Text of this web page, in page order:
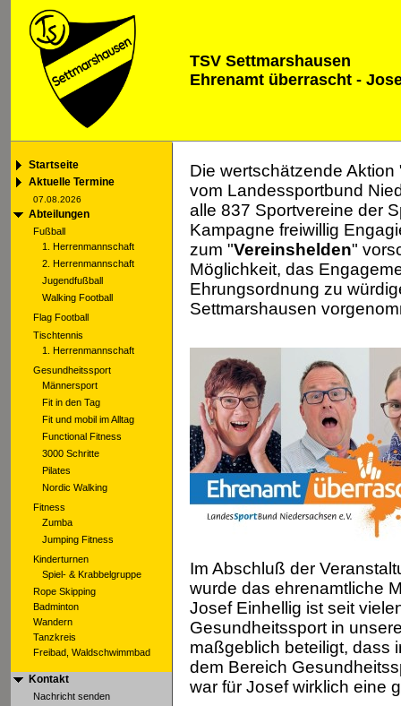
TSV Settmarshausen
Ehrenamt überrascht -
Startseite
Aktuelle Termine
07.08.2026
Abteilungen
Fußball
1. Herrenmannschaft
2. Herrenmannschaft
Jugendfußball
Walking Football
Flag Football
Tischtennis
1. Herrenmannschaft
Gesundheitssport
Männersport
Fit in den Tag
Fit und mobil im Alltag
Functional Fitness
3000 Schritte
Pilates
Nordic Walking
Fitness
Zumba
Jumping Fitness
Kinderturnen
Spiel- & Krabbelgruppe
Rope Skipping
Badminton
Wandern
Tanzkreis
Freibad, Waldschwimmbad
Kontakt
Nachricht senden
Die wertschätzende Aktion
vom Landessportbund
alle 837 Sportvereine der
Kampagne freiwillig
zum "Vereinshelden"
Möglichkeit, das
Ehrungsordnung zu
Settmarshausen
Im Abschluß der
wurde das ehrenamtliche
Josef Einhellig ist seit
Gesundheitssport in
maßgeblich beteiligt, dass
dem Bereich
war für Josef wirklich eine